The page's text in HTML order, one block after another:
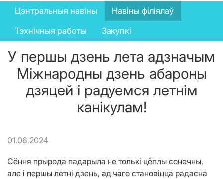
News
menu
Цэнтральныя навіны
Навіны філіялаў
Тэхнічныя работы
Закупкі
У першы дзень лета адзначым
Міжнародны дзень абароны
дзяцей і радуемся летнім
канікулам!
01.06.2024
Сёння прырода падарыла не толькі цёплы сонечны,
але і першы летні дзень, ад чаго становіцца радасна